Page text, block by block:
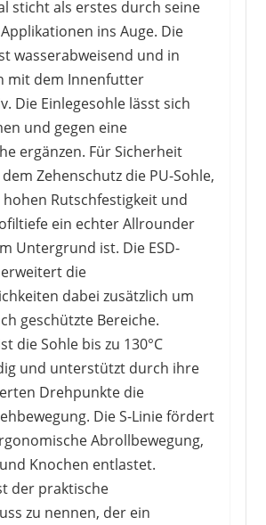
sticht als erstes durch seine
ins Auge. Die
wasserabweisend und in
mit dem Innenfutter
Die Einlegesohle lässt sich
und gegen eine
ergänzen. Für Sicherheit
Zehenschutz die PU-Sohle,
Rutschfestigkeit und
ein echter Allrounder
Untergrund ist. Die ESD-
die
dabei zusätzlich um
geschützte Bereiche.
die Sohle bis zu 130°C
und unterstützt durch ihre
Drehpunkte die
Die S-Linie fördert
Abrollbewegung,
Knochen entlastet.
der praktische
zu nennen, der ein